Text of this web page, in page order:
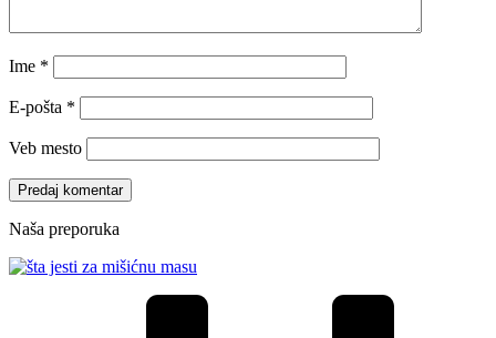
Ime *
E-pošta *
Veb mesto
Naša preporuka